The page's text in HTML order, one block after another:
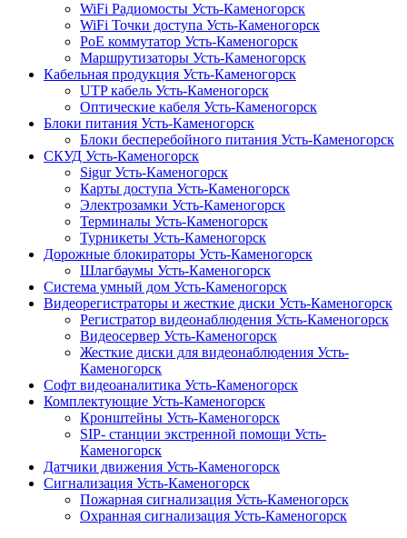
WiFi Радиомосты Усть-Каменогорск
WiFi Точки доступа Усть-Каменогорск
PoE коммутатор Усть-Каменогорск
Маршрутизаторы Усть-Каменогорск
Кабельная продукция Усть-Каменогорск
UTP кабель Усть-Каменогорск
Оптические кабеля Усть-Каменогорск
Блоки питания Усть-Каменогорск
Блоки бесперебойного питания Усть-Каменогорск
СКУД Усть-Каменогорск
Sigur Усть-Каменогорск
Карты доступа Усть-Каменогорск
Электрозамки Усть-Каменогорск
Терминалы Усть-Каменогорск
Турникеты Усть-Каменогорск
Дорожные блокираторы Усть-Каменогорск
Шлагбаумы Усть-Каменогорск
Система умный дом Усть-Каменогорск
Видеорегистраторы и жесткие диски Усть-Каменогорск
Регистратор видеонаблюдения Усть-Каменогорск
Видеосервер Усть-Каменогорск
Жесткие диски для видеонаблюдения Усть-
Каменогорск
Софт видеоаналитика Усть-Каменогорск
Комплектующие Усть-Каменогорск
Кронштейны Усть-Каменогорск
SIP- станции экстренной помощи Усть-
Каменогорск
Датчики движения Усть-Каменогорск
Сигнализация Усть-Каменогорск
Пожарная сигнализация Усть-Каменогорск
Охранная сигнализация Усть-Каменогорск